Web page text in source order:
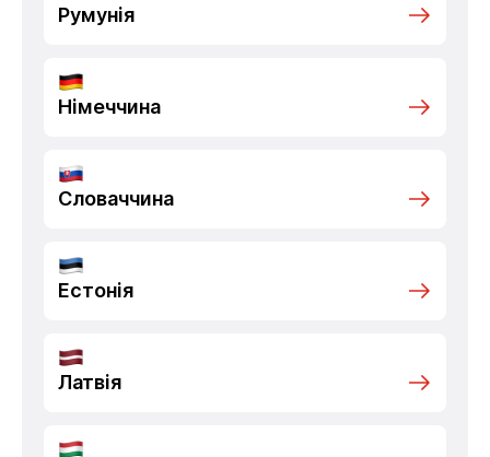
Румунія
Німеччина
Словаччина
Естонія
Латвія